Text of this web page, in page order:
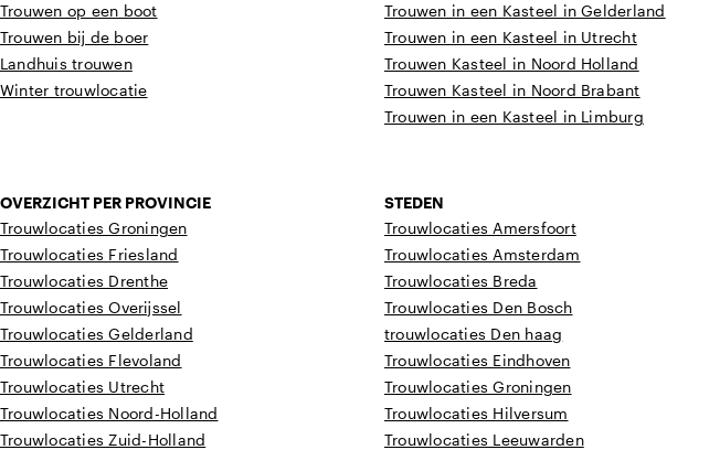
Trouwen op een boot
Trouwen bij de boer
Landhuis trouwen
Winter trouwlocatie
Trouwen in een Kasteel in Gelderland
Trouwen in een Kasteel in Utrecht
Trouwen Kasteel in Noord Holland
Trouwen Kasteel in Noord Brabant
Trouwen in een Kasteel in Limburg
OVERZICHT PER PROVINCIE
Trouwlocaties Groningen
Trouwlocaties Friesland
Trouwlocaties Drenthe
Trouwlocaties Overijssel
Trouwlocaties Gelderland
Trouwlocaties Flevoland
Trouwlocaties Utrecht
Trouwlocaties Noord-Holland
Trouwlocaties Zuid-Holland
STEDEN
Trouwlocaties Amersfoort
Trouwlocaties Amsterdam
Trouwlocaties Breda
Trouwlocaties Den Bosch
trouwlocaties Den haag
Trouwlocaties Eindhoven
Trouwlocaties Groningen
Trouwlocaties Hilversum
Trouwlocaties Leeuwarden